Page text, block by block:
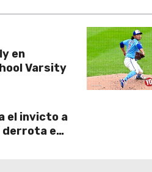
en
Varsity
el invicto a
derrota en